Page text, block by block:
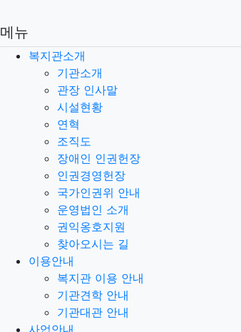
메뉴
복지관소개
기관소개
관장 인사말
시설현황
연혁
조직도
장애인 인권헌장
인권경영헌장
국가인권위 안내
운영법인 소개
권익옹호지원
찾아오시는 길
이용안내
복지관 이용 안내
기관견학 안내
기관대관 안내